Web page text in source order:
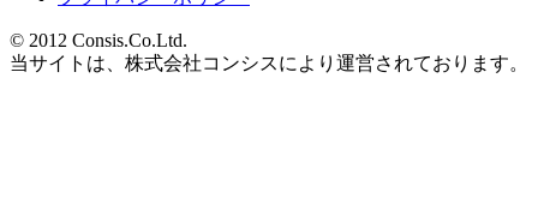
© 2012 Consis.Co.Ltd.
当サイトは、株式会社コンシスにより運営されております。